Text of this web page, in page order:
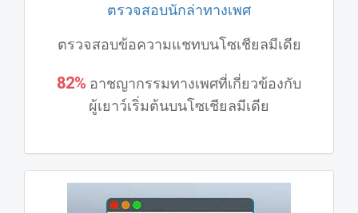
ตรวจสอบนักล่าทางเพศ
ตรวจสอบข้อความแชทบนโซเชียลมีเดีย
82% อาชญากรรมทางเพศที่เกี่ยวข้องกับ
ผู้เยาว์เริ่มต้นบนโซเชียลมีเดีย